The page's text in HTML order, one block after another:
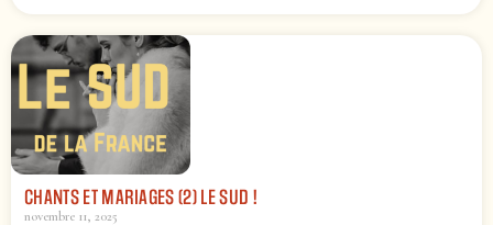
CHANTS ET MARIAGES (2) LE SUD !
novembre 11, 2025